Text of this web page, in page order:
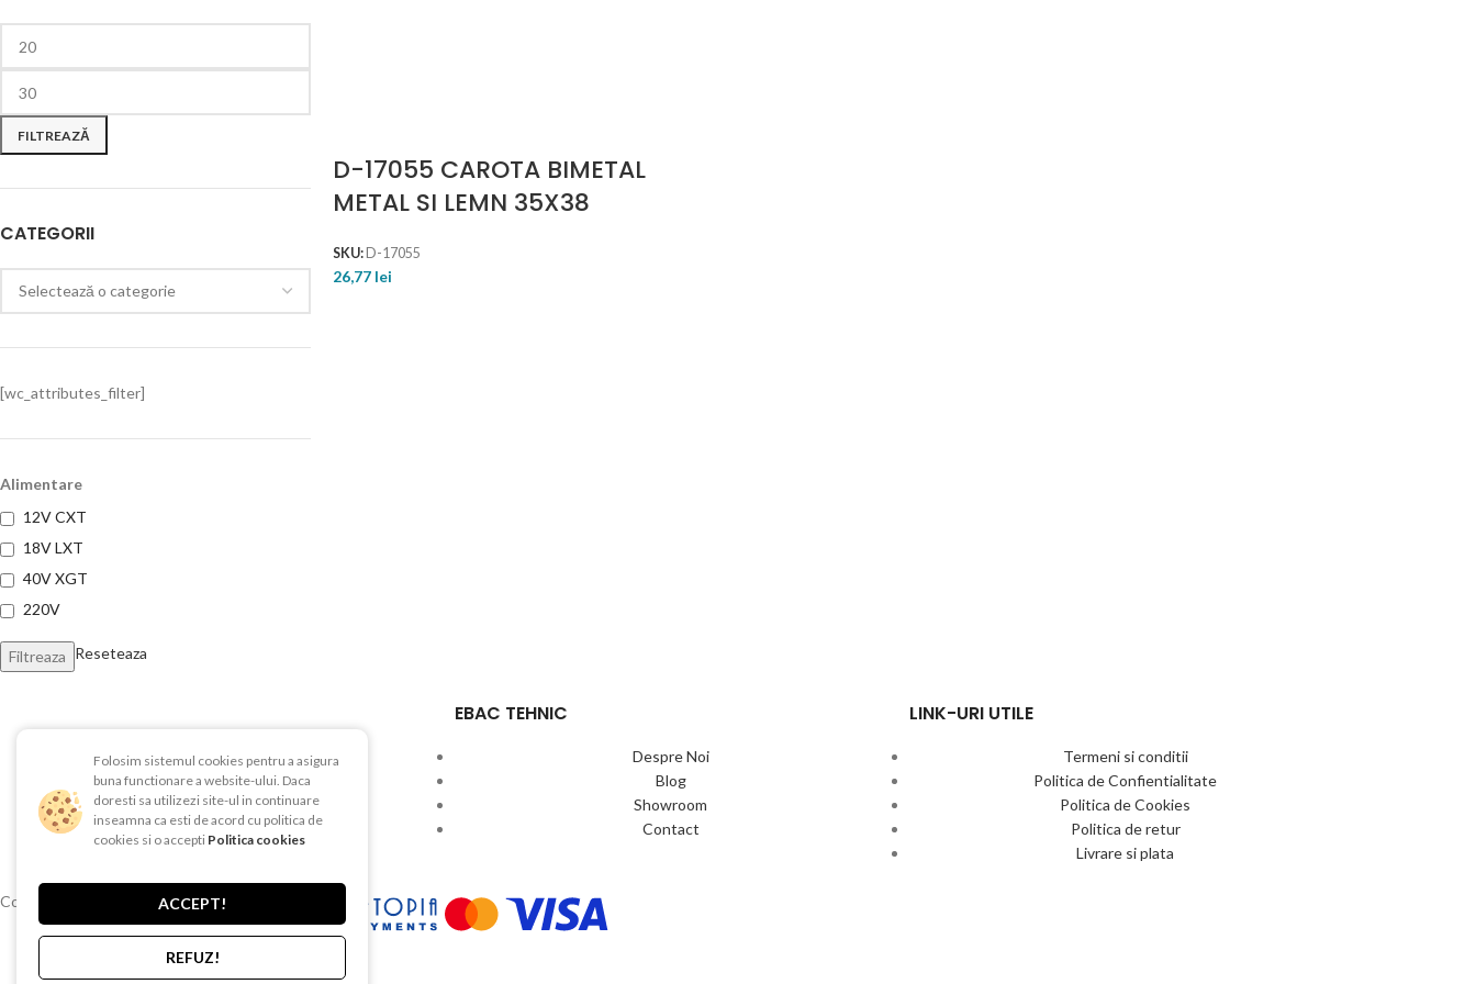
FILTREAZĂ
CATEGORII
[wc_attributes_filter]
Alimentare
12V CXT
18V LXT
40V XGT
220V
Filtreaza Reseteaza
D-17055 CAROTA BIMETAL
METAL SI LEMN 35X38
SKU: D-17055
26,77 lei
Str. Depozitelor, Nr. 51, Pitesti, AG
Telefon:0740 625 482
EBAC TEHNIC
Despre Noi
Blog
Showroom
Contact
LINK-URI UTILE
Termeni si conditii
Politica de Confientialitate
Politica de Cookies
Politica de retur
Livrare si plata
Copyright © 2015-2025 EBAC TEHNIC
Folosim sistemul cookies pentru a asigura
buna functionare a website-ului. Daca
doresti sa utilizezi site-ul in continuare
inseamna ca esti de acord cu politica de
cookies si o accepti Politica cookies
ACCEPT!
REFUZ!